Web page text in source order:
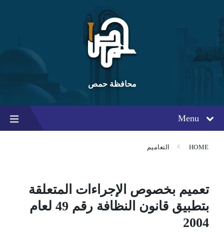
content
main
navigation
footer
محافظة حمص
Menu
HOME التعاميم
تعميم بخصوص الإجراءات المتعلقة
بتطبيق قانون النظافة رقم 49 لعام
2004